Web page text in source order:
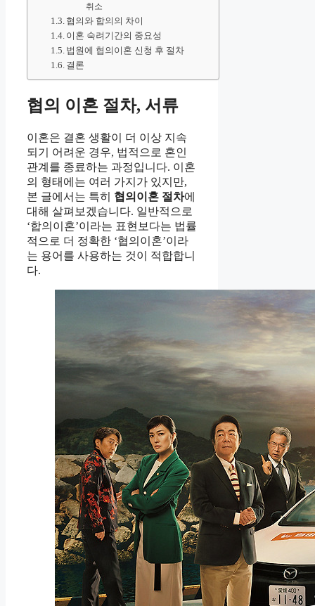
취소
협의와 합의의 차이
이혼 숙려기간의 중요성
법원에 협의이혼 신청 후 절차
결론
협의 이혼 절차, 서류
이혼은 결혼 생활이 더 이상 지속
되기 어려운 경우, 법적으로 혼인
관계를 종료하는 과정입니다. 이혼
의 형태에는 여러 가지가 있지만,
본 글에서는 특히 협의이혼 절차에
대해 살펴보겠습니다. 일반적으로
‘합의이혼’이라는 표현보다는 법률
적으로 더 정확한 ‘협의이혼’이라
는 용어를 사용하는 것이 적합합니
다.